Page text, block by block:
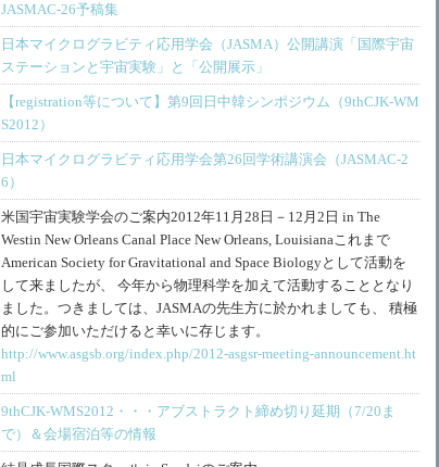
JASMAC-26予稿集
日本マイクログラビティ応用学会（JASMA）公開講演「国際宇宙
ステーションと宇宙実験」と「公開展示」
【registration等について】第9回日中韓シンポジウム（9thCJK-WM
S2012）
日本マイクログラビティ応用学会第26回学術講演会（JASMAC-2
6）
米国宇宙実験学会のご案内2012年11月28日－12月2日 in The
Westin New Orleans Canal Place New Orleans, Louisianaこれまで
American Society for Gravitational and Space Biologyとして活動を
して来ましたが、 今年から物理科学を加えて活動することとなり
ました。つきましては、JASMAの先生方に於かれましても、 積極
的にご参加いただけると幸いに存じます。
http://www.asgsb.org/index.php/2012-asgsr-meeting-announcement.ht
ml
9thCJK-WMS2012・・・アブストラクト締め切り延期（7/20ま
で）＆会場宿泊等の情報